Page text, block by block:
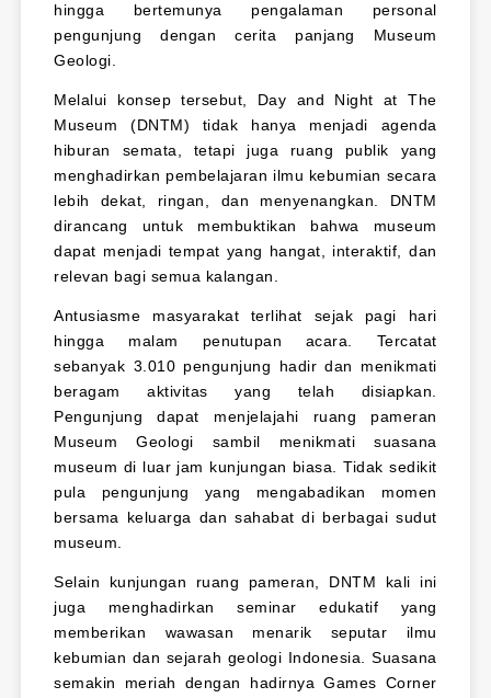
hingga bertemunya pengalaman personal
pengunjung dengan cerita panjang Museum
Geologi.
Melalui konsep tersebut, Day and Night at The
Museum (DNTM) tidak hanya menjadi agenda
hiburan semata, tetapi juga ruang publik yang
menghadirkan pembelajaran ilmu kebumian secara
lebih dekat, ringan, dan menyenangkan. DNTM
dirancang untuk membuktikan bahwa museum
dapat menjadi tempat yang hangat, interaktif, dan
relevan bagi semua kalangan.
Antusiasme masyarakat terlihat sejak pagi hari
hingga malam penutupan acara. Tercatat
sebanyak 3.010 pengunjung hadir dan menikmati
beragam aktivitas yang telah disiapkan.
Pengunjung dapat menjelajahi ruang pameran
Museum Geologi sambil menikmati suasana
museum di luar jam kunjungan biasa. Tidak sedikit
pula pengunjung yang mengabadikan momen
bersama keluarga dan sahabat di berbagai sudut
museum.
Selain kunjungan ruang pameran, DNTM kali ini
juga menghadirkan seminar edukatif yang
memberikan wawasan menarik seputar ilmu
kebumian dan sejarah geologi Indonesia. Suasana
semakin meriah dengan hadirnya Games Corner